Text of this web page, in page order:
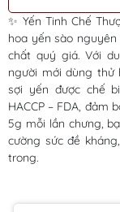
✨ Yến Tinh Chế
hoa yến sào
chất quý giá. Với
người mới dùng thử
sợi yến được chế
HACCP – FDA, đảm
5g mỗi lần chưng,
cường sức đề
trong.